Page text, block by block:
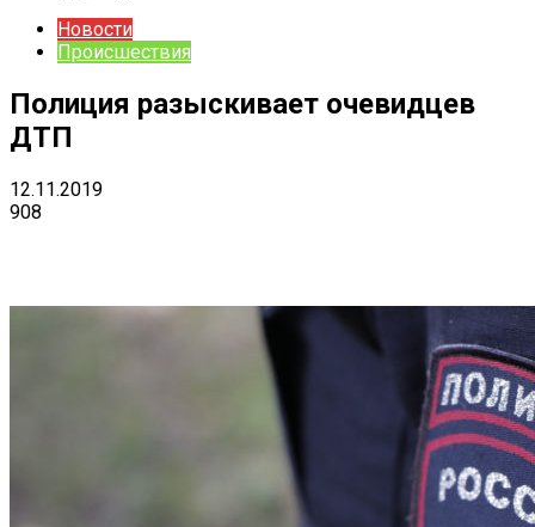
Новости
Происшествия
Полиция разыскивает очевидцев
ДТП
12.11.2019
908